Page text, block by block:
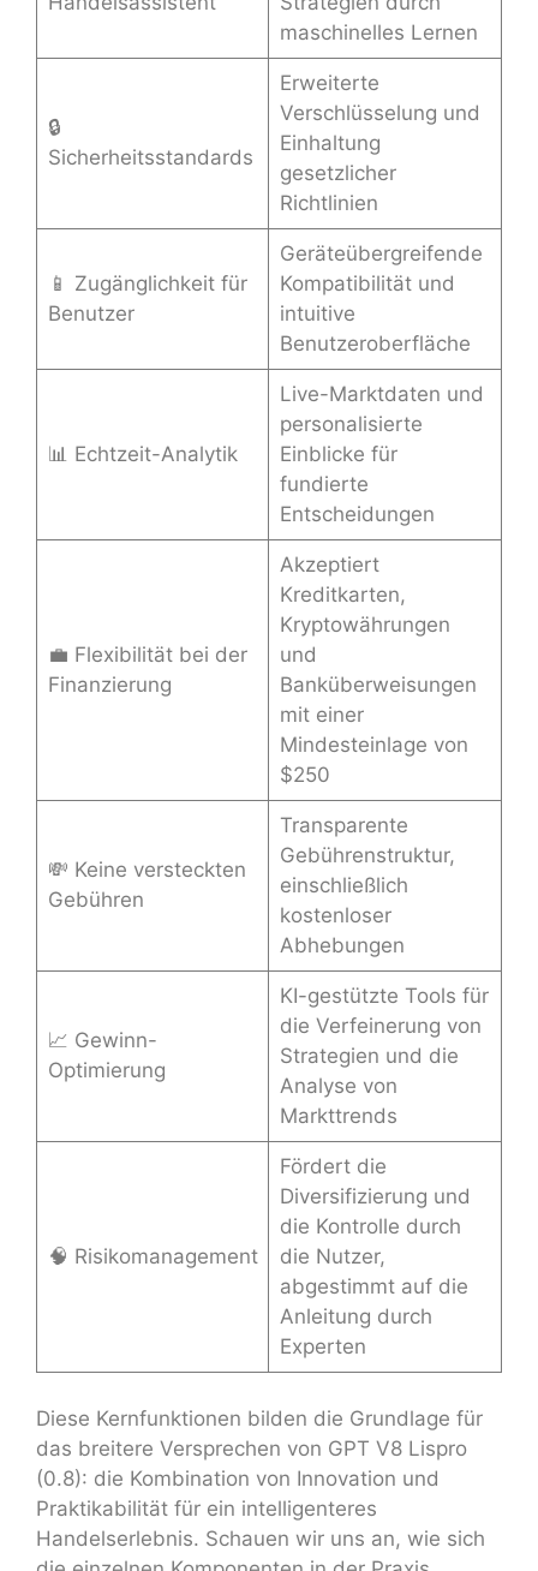
maschinelles Lernen
🔒
Sicherheitsstandards
Erweiterte
Verschlüsselung und
Einhaltung
gesetzlicher
Richtlinien
📱 Zugänglichkeit für
Benutzer
Geräteübergreifende
Kompatibilität und
intuitive
Benutzeroberfläche
📊 Echtzeit-Analytik
Live-Marktdaten und
personalisierte
Einblicke für
fundierte
Entscheidungen
💼 Flexibilität bei der
Finanzierung
Akzeptiert
Kreditkarten,
Kryptowährungen
und
Banküberweisungen
mit einer
Mindesteinlage von
$250
💸 Keine versteckten
Gebühren
Transparente
Gebührenstruktur,
einschließlich
kostenloser
Abhebungen
📈 Gewinn-
Optimierung
KI-gestützte Tools für
die Verfeinerung von
Strategien und die
Analyse von
Markttrends
🧠 Risikomanagement
Fördert die
Diversifizierung und
die Kontrolle durch
die Nutzer,
abgestimmt auf die
Anleitung durch
Experten
Diese Kernfunktionen bilden die Grundlage für
das breitere Versprechen von GPT V8 Lispro
(0.8): die Kombination von Innovation und
Praktikabilität für ein intelligenteres
Handelserlebnis. Schauen wir uns an, wie sich